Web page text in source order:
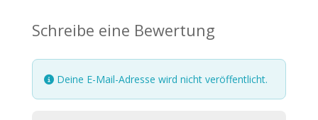
Schreibe eine Bewertung
Deine E-Mail-Adresse wird nicht veröffentlicht.